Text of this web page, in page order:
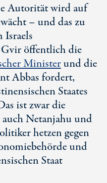
Autorität wird auf
– und das zu
öffentlich die
Ministerund die
Abbas fordert,
Staates
ist zwar die
Netanjahu und
hetzen gegen
und
Staat